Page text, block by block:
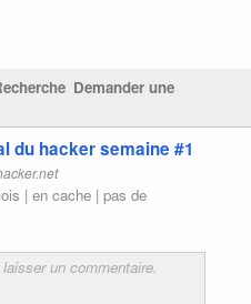
Demander une
du hacker semaine #1
| en cache | pas de